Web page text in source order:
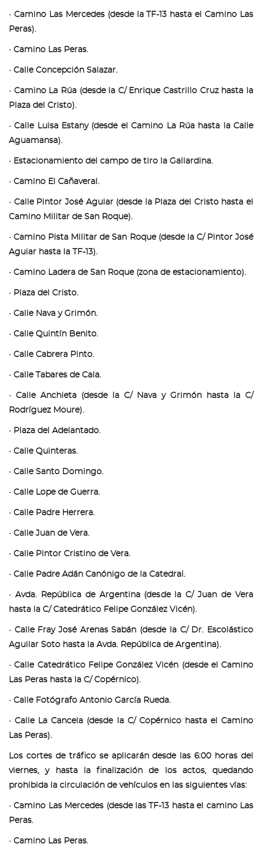
• Camino Las Mercedes (desde la TF-13 hasta el Camino Las
Peras).
• Camino Las Peras.
• Calle Concepción Salazar.
• Camino La Rúa (desde la C/ Enrique Castrillo Cruz hasta la
Plaza del Cristo).
• Calle Luisa Estany (desde el Camino La Rúa hasta la Calle
Aguamansa).
• Estacionamiento del campo de tiro la Gallardina.
• Camino El Cañaveral.
• Calle Pintor José Aguiar (desde la Plaza del Cristo hasta el
Camino Militar de San Roque).
• Camino Pista Militar de San Roque (desde la C/ Pintor José
Aguiar hasta la TF-13).
• Camino Ladera de San Roque (zona de estacionamiento).
• Plaza del Cristo.
• Calle Nava y Grimón.
• Calle Quintín Benito.
• Calle Cabrera Pinto.
• Calle Tabares de Cala.
• Calle Anchieta (desde la C/ Nava y Grimón hasta la C/
Rodríguez Moure).
• Plaza del Adelantado.
• Calle Quinteras.
• Calle Santo Domingo.
• Calle Lope de Guerra.
• Calle Padre Herrera.
• Calle Juan de Vera.
• Calle Pintor Cristino de Vera.
• Calle Padre Adán Canónigo de la Catedral.
• Avda. República de Argentina (desde la C/ Juan de Vera
hasta la C/ Catedrático Felipe González Vicén).
• Calle Fray José Arenas Sabán (desde la C/ Dr. Escolástico
Aguilar Soto hasta la Avda. República de Argentina).
• Calle Catedrático Felipe González Vicén (desde el Camino
Las Peras hasta la C/ Copérnico).
• Calle Fotógrafo Antonio García Rueda.
• Calle La Cancela (desde la C/ Copérnico hasta el Camino
Las Peras).
Los cortes de tráfico se aplicarán desde las 6:00 horas del
viernes, y hasta la finalización de los actos, quedando
prohibida la circulación de vehículos en las siguientes vías:
• Camino Las Mercedes (desde las TF-13 hasta el camino Las
Peras.
• Camino Las Peras.